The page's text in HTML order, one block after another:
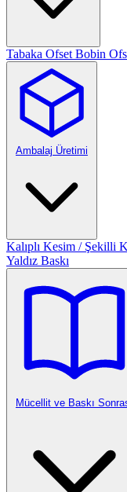
Tabaka Ofset Bobin
Ambalaj Üretimi
Kalıplı Kesim / Şekilli
Yaldız Baskı
Mücellit ve Baskı